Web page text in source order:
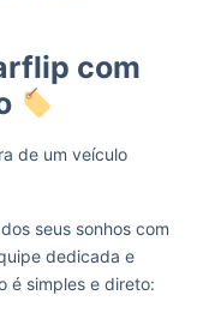
com
de um veículo
seus sonhos com
dedicada e
é simples e direto: